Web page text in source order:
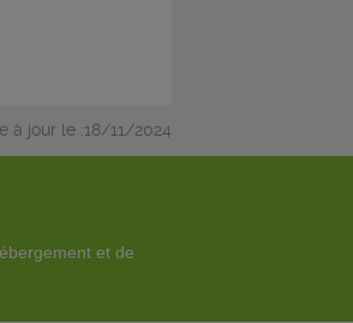
à jour le :18/11/2024
et de